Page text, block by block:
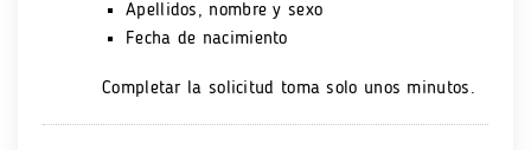
Apellidos, nombre y sexo
Fecha de nacimiento
Completar la solicitud toma solo unos minutos.